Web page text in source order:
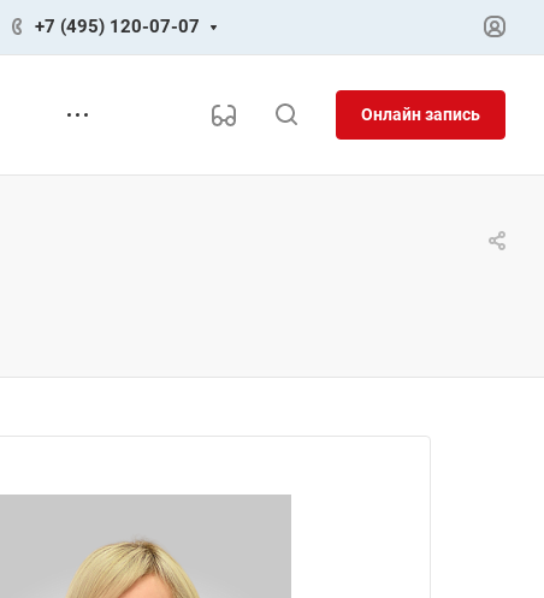
+7 (495) 120-07-07
Онлайн запись